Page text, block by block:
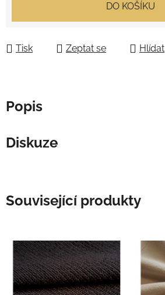
DO KOŠÍKU
Tisk Zeptat se Hlídat
Popis
Diskuze
Související produkty